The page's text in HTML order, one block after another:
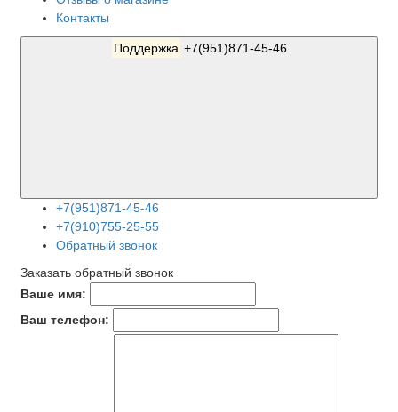
Контакты
Поддержка +7(951)871-45-46
+7(951)871-45-46
+7(910)755-25-55
Обратный звонок
Заказать обратный звонок
Ваше имя:
Ваш телефон: